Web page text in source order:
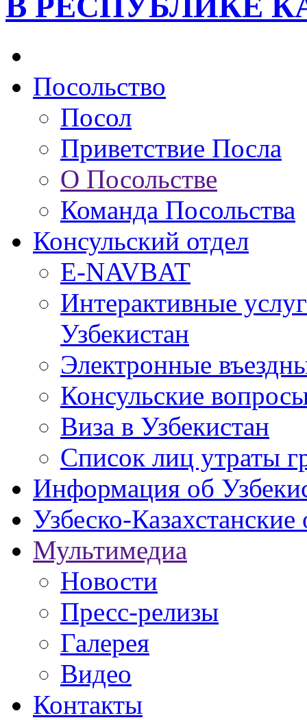
Посольство
Посол
Приветствие Посла
О Посольстве
Команда Посольства
Консульский отдел
E-NAVBAT
Интерактивные
Узбекистан
Электронные
Консульские
Виза в Узбекистан
Список лиц утраты
Информация об
Узбеско-
Мультимедиа
Новости
Пресс-релизы
Галерея
Видео
Контакты